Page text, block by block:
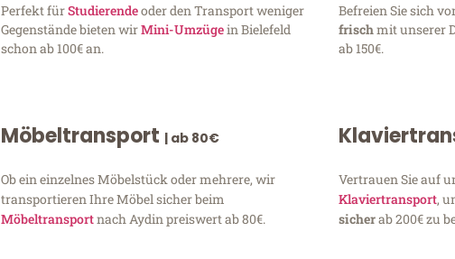
Perfekt fürStudierendeoder den Transport weniger
Gegenstände bieten wirMini-Umzügein Bielefeld
schon ab 100€ an.
Befreien Sie sich
frischmit unserer
ab 150€.
Möbeltransport | ab 80€
Ob ein einzelnes Möbelstück oder mehrere, wir
transportieren Ihre Möbel sicher beim
Möbeltransportnach Aydin preiswert ab 80€.
Vertrauen Sie auf
Klaviertransport,
sicherab 200€ zu